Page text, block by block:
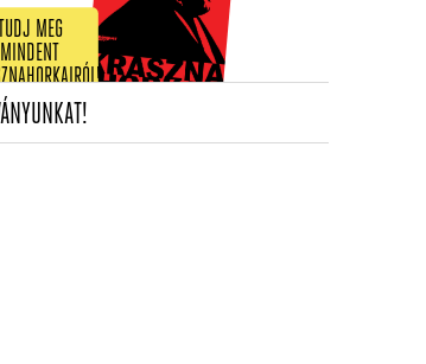
MEG
MINDENT
(CURRENT)